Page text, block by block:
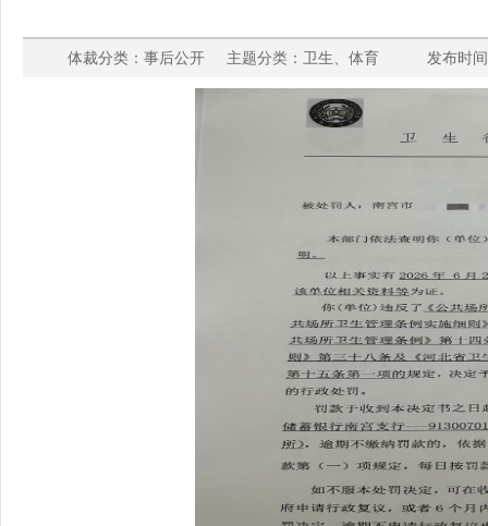
体裁分类：事后公开 主题分类：卫生、体育 发布时